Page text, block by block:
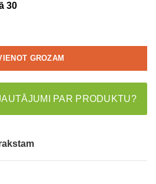
30
GROZAM
PAR PRODUKTU?